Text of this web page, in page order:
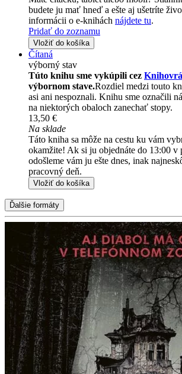
budete ju mať hneď a ešte aj ušetríte
informácii o e-knihách nájdete tu.
Pridať do zoznamu
Vložiť do košíka
Čítaná
výborný stav
Túto knihu sme vykúpili cez
výbornom stave.Rozdiel medzi touto
asi ani nespoznali. Knihu sme označili
na niektorých obaloch zanechať stopy.
13,50 €
Na sklade
Táto kniha sa môže na cestu ku vám
okamžite! Ak si ju objednáte do 13:00 v
odošleme vám ju ešte dnes, inak
pracovný deň.
Vložiť do košíka
Ďalšie formáty